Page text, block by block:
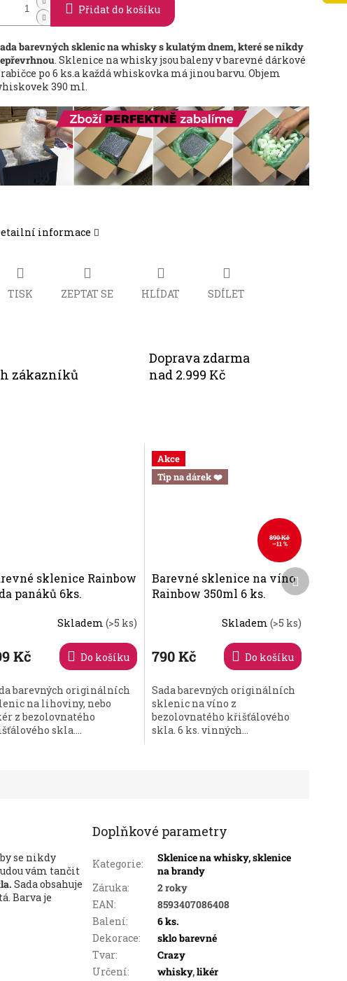
Přidat do košíku
barevných sklenic na whisky s kulatým dnem, které se nikdy
. Sklenice na whisky jsou baleny v barevné dárkové
po 6 ks.a každá whiskovka má jinou barvu. Objem
390 ml.
informace
TISK ZEPTAT SE HLÍDAT SDÍLET
zákazníků
Doprava zdarma
nad 2.999 Kč
sklenice Rainbow
panáků 6ks.
Skladem (>5 ks)
Kč Do košíku
barevných originálních
na lihoviny, nebo
z bezolovnatého
skla....
Akce
Tip na dárek ❤️
890 Kč
–11 %
Barevné sklenice na víno
Rainbow 350ml 6 ks.
produktu
je
z
5
hvězdiček.
Skladem(>5 ks)
790 Kč Do košíku
Sada barevných originálních
sklenic na víno z
bezolovnatého křišťálového
skla. 6 ks. vinných...
Další
produkt
se nikdy
vám tančit
Sada obsahuje
Barva je
Doplňkové parametry
Kategorie:
Sklenice na whisky, sklenice
na brandy
Záruka:
2 roky
EAN:
8593407086408
Balení:
6 ks.
Dekorace:
sklo barevné
Tvar:
Crazy
Určení: whisky,likér